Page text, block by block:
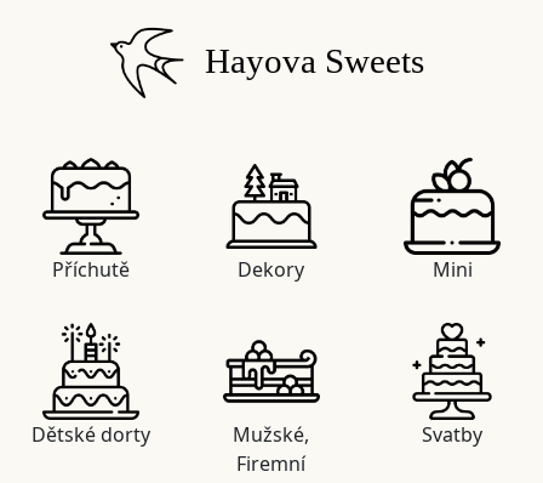
Hayova Sweets
Příchutě Dekory Mini
Dětské dorty
Mužské,
Firemní
Svatby